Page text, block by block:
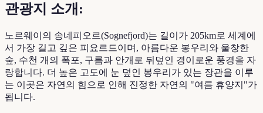
관광지 소개:
노르웨이의 송네피오르(Sognefjord)는 길이가 205km로 세계에
서 가장 길고 깊은 피요르드이며, 아름다운 봉우리와 울창한
숲, 수천 개의 폭포, 구름과 안개로 뒤덮인 경이로운 풍경을 자
랑합니다. 더 높은 고도에 눈 덮인 봉우리가 있는 장관을 이루
는 이곳은 자연의 힘으로 인해 진정한 자연의 "여름 휴양지"가
됩니다.